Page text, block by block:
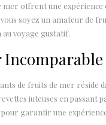
offrent une
soyez un amateur de
voyage gustatif.
Incomparable
de fruits de mer réside
juteuses en passant
garantir une